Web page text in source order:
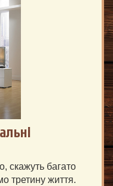
скажуть багато
третину життя.